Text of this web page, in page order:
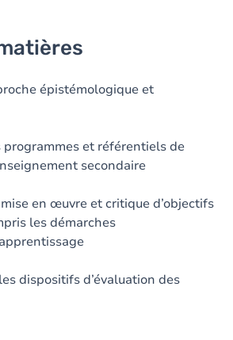
épistémologique et
programmes et référentiels de
secondaire
en œuvre et critique d’objectifs
les démarches
dispositifs d’évaluation des